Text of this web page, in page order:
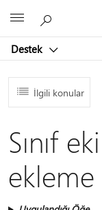
Destek
İlgili konular
Sınıf
ekleme